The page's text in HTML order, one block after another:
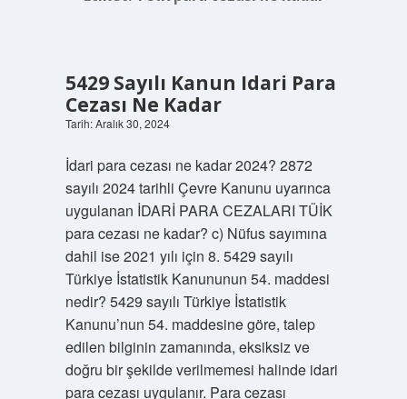
5429 Sayılı Kanun Idari Para
Cezası Ne Kadar
Tarih: Aralık 30, 2024
İdari para cezası ne kadar 2024? 2872
sayılı 2024 tarihli Çevre Kanunu uyarınca
uygulanan İDARİ PARA CEZALARI TÜİK
para cezası ne kadar? c) Nüfus sayımına
dahil ise 2021 yılı için 8. 5429 sayılı
Türkiye İstatistik Kanununun 54. maddesi
nedir? 5429 sayılı Türkiye İstatistik
Kanunu’nun 54. maddesine göre, talep
edilen bilginin zamanında, eksiksiz ve
doğru bir şekilde verilmemesi halinde idari
para cezası uygulanır. Para cezası